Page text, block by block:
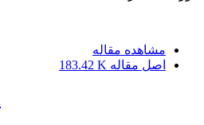
مشاهده مقاله
اصل مقاله 183.42 K